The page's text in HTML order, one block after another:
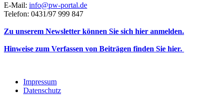
E-Mail: info@pw-portal.de
Telefon: 0431/97 999 847
Zu unserem Newsletter können Sie sich hier anmelden.
Hinweise zum Verfassen von Beiträgen finden Sie hier.
Impressum
Datenschutz